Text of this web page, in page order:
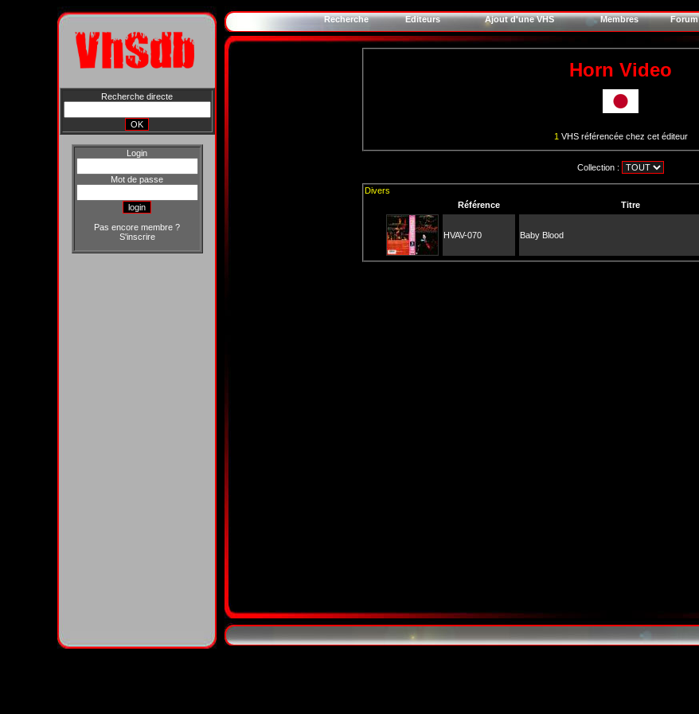
Recherche directe
Login
Mot de passe
Pas encore membre ?
S'inscrire
Recherche Editeurs Ajout d'une VHS Membres Forum
Horn Video
1 VHS référencée chez cet éditeur
Collection :
Divers
Référence
Titre
HVAV-070 Baby Blood